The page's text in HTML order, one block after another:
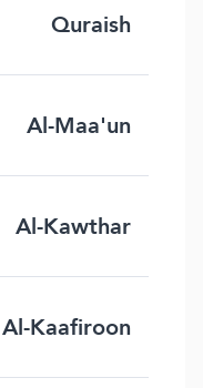
Quraish
Al-Maa'un
Al-Kawthar
Al-Kaafiroon